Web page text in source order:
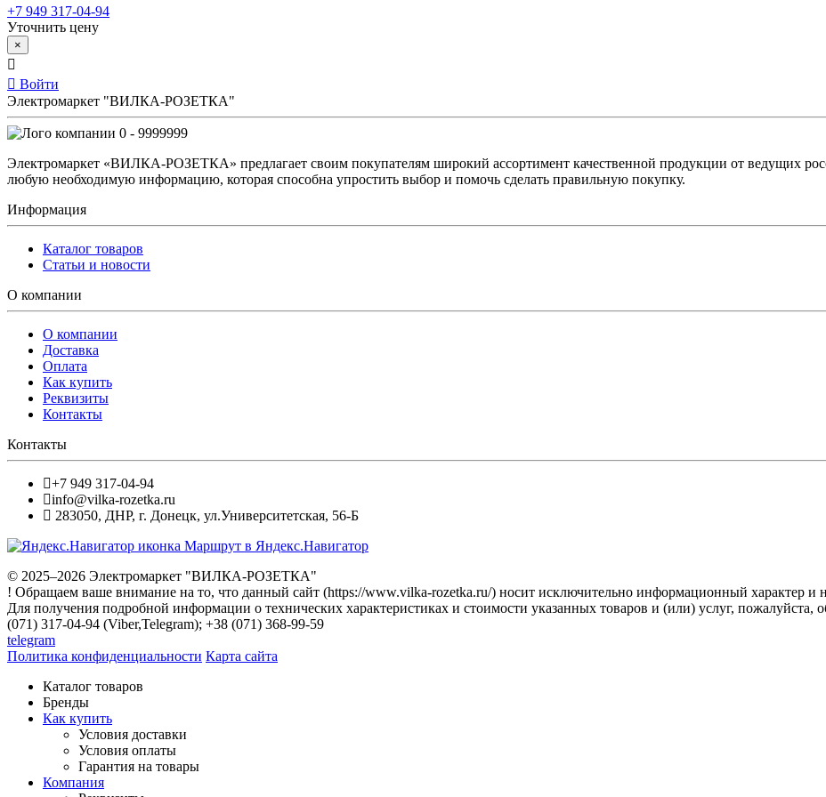
+7 949 317-04-94
Уточнить цену
×
Войти
Электромаркет "ВИЛКА-РОЗЕТКА"
0 - 9999999
Электромаркет «ВИЛКА-РОЗЕТКА» предлагает своим покупателям широкий ассортимент качественной продукции от ведущих
любую необходимую информацию, которая способна упростить выбор и помочь сделать правильную покупку.
Информация
Каталог товаров
Статьи и новости
О компании
О компании
Доставка
Оплата
Как купить
Реквизиты
Контакты
Контакты
+7 949 317-04-94
info@vilka-rozetka.ru
283050, ДНР, г. Донецк, ул.Университетская, 56-Б
Маршрут в Яндекс.Навигатор
© 2025–2026 Электромаркет "ВИЛКА-РОЗЕТКА"
! Обращаем ваше внимание на то, что данный сайт (https://www.vilka-rozetka.ru/) носит исключительно информационный характер и
Для получения подробной информации о технических характеристиках и стоимости указанных товаров и (или) услуг, пожалуйста,
(071) 317-04-94 (Viber,Telegram); +38 (071) 368-99-59
telegram
Политика конфиденциальности Карта сайта
Каталог товаров
Бренды
Как купить
Условия доставки
Условия оплаты
Гарантия на товары
Компания